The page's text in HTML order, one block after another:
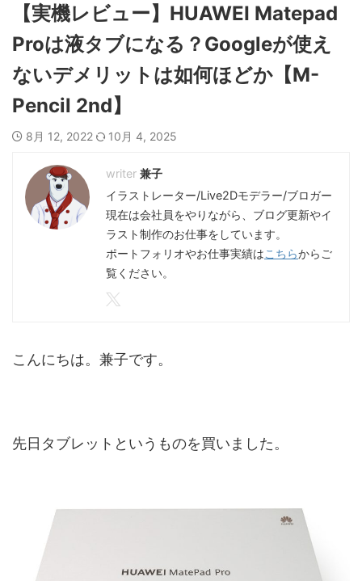
【実機レビュー】HUAWEI Matepad
Proは液タブになる？Googleが使え
ないデメリットは如何ほどか【M-
Pencil 2nd】
8月 12, 2022 10月 4, 2025
兼子
イラストレーター/Live2Dモデラー/ブロガー
現在は会社員をやりながら、ブログ更新やイ
ラスト制作のお仕事をしています。
ポートフォリオやお仕事実績はこちらからご
覧ください。
こんにちは。兼子です。
先日タブレットというものを買いました。